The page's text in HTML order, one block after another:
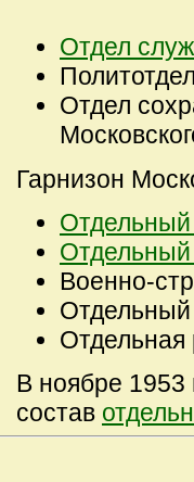
Отдел
Отдел
Гарнизон
Военно-
Отдельный
Отдельная
В ноябре 1953
состав